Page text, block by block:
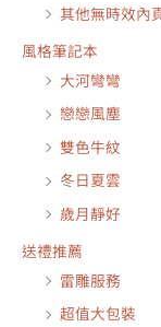
其他無時效內
風格筆記本
大河彎彎
戀戀風塵
雙色牛紋
冬日夏雲
歲月靜好
送禮推薦
雷雕服務
超值大包裝